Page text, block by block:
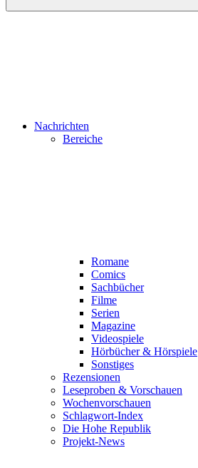
Nachrichten
Bereiche
Romane
Comics
Sachbücher
Filme
Serien
Magazine
Videospiele
Hörbücher & Hörspiele
Sonstiges
Rezensionen
Leseproben & Vorschauen
Wochenvorschauen
Schlagwort-Index
Die Hohe Republik
Projekt-News